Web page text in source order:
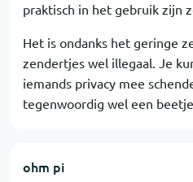
praktisch in het gebruik zijn
Het is ondanks het geringe
zendertjes wel illegaal. Je
iemands privacy mee
tegenwoordig wel een
ohm pi